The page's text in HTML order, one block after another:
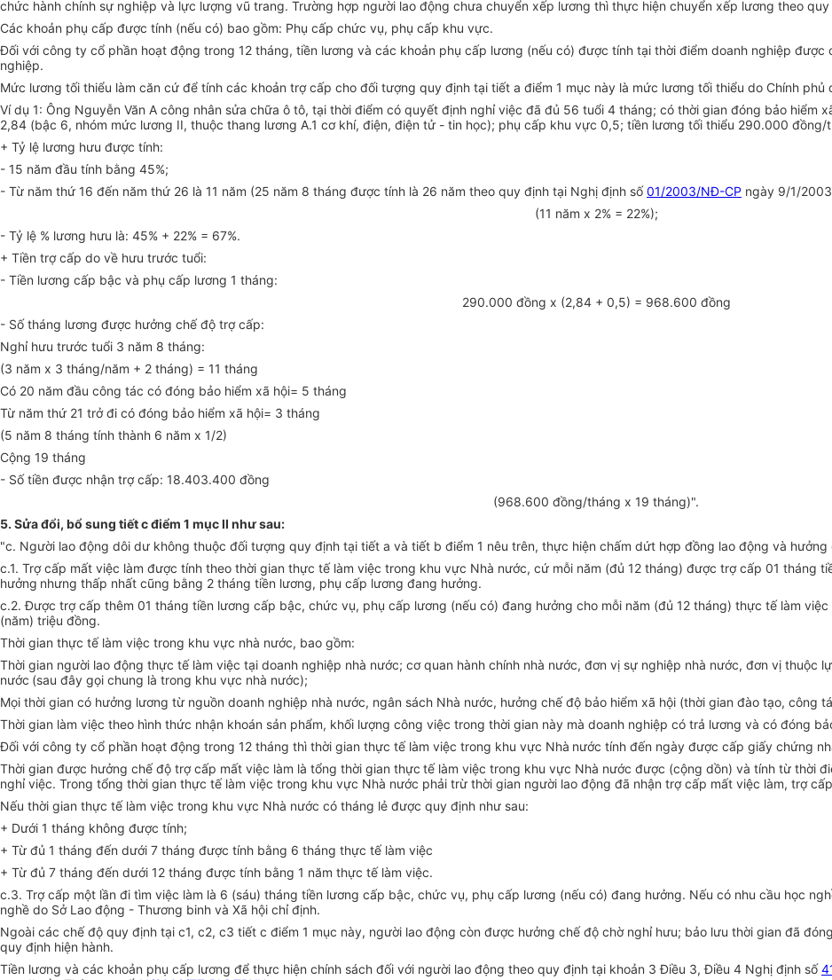
chức hành chính sự nghiệp và lực lượng vũ trang. Trường hợp người lao động chưa chuyển xếp lương thì thực hiện chuyển xếp lương theo
Các khoản phụ cấp được tính (nếu có) bao gồm: Phụ cấp chức vụ, phụ cấp khu vực.
Đối với công ty cổ phần hoạt động trong 12 tháng, tiền lương và các khoản phụ cấp lương (nếu có) được tính tại thời điểm doanh nghiệp
nghiệp.
Mức lương tối thiểu làm căn cứ để tính các khoản trợ cấp cho đối tượng quy định tại tiết a điểm 1 mục này là mức lương tối thiểu do Chính
Ví dụ 1: Ông Nguyễn Văn A công nhân sửa chữa ô tô, tại thời điểm có quyết định nghỉ việc đã đủ 56 tuổi 4 tháng; có thời gian đóng bảo hiểm
2,84 (bậc 6, nhóm mức lương II, thuộc thang lương A.1 cơ khí, điện, điện tử - tin học); phụ cấp khu vực 0,5; tiền lương tối thiểu 290.000
+ Tỷ lệ lương hưu được tính:
- 15 năm đầu tính bằng 45%;
- Từ năm thứ 16 đến năm thứ 26 là 11 năm (25 năm 8 tháng được tính là 26 năm theo quy định tại Nghị định số01/2003/NĐ-CP ngày 9/1/
(11 năm x 2% = 22%);
- Tỷ lệ % lương hưu là: 45% + 22% = 67%.
+ Tiền trợ cấp do về hưu trước tuổi:
- Tiền lương cấp bậc và phụ cấp lương 1 tháng:
290.000 đồng x (2,84 + 0,5) = 968.600 đồng
- Số tháng lương được hưởng chế độ trợ cấp:
Nghỉ hưu trước tuổi 3 năm 8 tháng:
(3 năm x 3 tháng/năm + 2 tháng) = 11 tháng
Có 20 năm đầu công tác có đóng bảo hiểm xã hội= 5 tháng
Từ năm thứ 21 trở đi có đóng bảo hiểm xã hội= 3 tháng
(5 năm 8 tháng tính thành 6 năm x 1/2)
Cộng 19 tháng
- Số tiền được nhận trợ cấp: 18.403.400 đồng
(968.600 đồng/tháng x 19 tháng)".
5. Sửa đổi, bổ sung tiết c điểm 1 mục II như sau:
"c. Người lao động dôi dư không thuộc đối tượng quy định tại tiết a và tiết b điểm 1 nêu trên, thực hiện chấm dứt hợp đồng lao động và hưởng
c.1. Trợ cấp mất việc làm được tính theo thời gian thực tế làm việc trong khu vực Nhà nước, cứ mỗi năm (đủ 12 tháng) được trợ cấp 01 tháng
hưởng nhưng thấp nhất cũng bằng 2 tháng tiền lương, phụ cấp lương đang hưởng.
c.2. Được trợ cấp thêm 01 tháng tiền lương cấp bậc, chức vụ, phụ cấp lương (nếu có) đang hưởng cho mỗi năm (đủ 12 tháng) thực tế làm
(năm) triệu đồng.
Thời gian thực tế làm việc trong khu vực nhà nước, bao gồm:
Thời gian người lao động thực tế làm việc tại doanh nghiệp nhà nước; cơ quan hành chính nhà nước, đơn vị sự nghiệp nhà nước, đơn vị thuộc
nước (sau đây gọi chung là trong khu vực nhà nước);
Mọi thời gian có hưởng lương từ nguồn doanh nghiệp nhà nước, ngân sách Nhà nước, hưởng chế độ bảo hiểm xã hội (thời gian đào tạo, công
Thời gian làm việc theo hình thức nhận khoán sản phẩm, khối lượng công việc trong thời gian này mà doanh nghiệp có trả lương và có đóng
Đối với công ty cổ phần hoạt động trong 12 tháng thì thời gian thực tế làm việc trong khu vực Nhà nước tính đến ngày được cấp giấy chứng
Thời gian được hưởng chế độ trợ cấp mất việc làm là tổng thời gian thực tế làm việc trong khu vực Nhà nước được (cộng dồn) và tính từ thời
nghỉ việc. Trong tổng thời gian thực tế làm việc trong khu vực Nhà nước phải trừ thời gian người lao động đã nhận trợ cấp mất việc làm, trợ
Nếu thời gian thực tế làm việc trong khu vực Nhà nước có tháng lẻ được quy định như sau:
+ Dưới 1 tháng không được tính;
+ Từ đủ 1 tháng đến dưới 7 tháng được tính bằng 6 tháng thực tế làm việc
+ Từ đủ 7 tháng đến dưới 12 tháng được tính bằng 1 năm thực tế làm việc.
c.3. Trợ cấp một lần đi tìm việc làm là 6 (sáu) tháng tiền lương cấp bậc, chức vụ, phụ cấp lương (nếu có) đang hưởng. Nếu có nhu cầu học
nghề do Sở Lao động - Thương binh và Xã hội chỉ định.
Ngoài các chế độ quy định tại c1, c2, c3 tiết c điểm 1 mục này, người lao động còn được hưởng chế độ chờ nghỉ hưu; bảo lưu thời gian đã
quy định hiện hành.
Tiền lương và các khoản phụ cấp lương để thực hiện chính sách đối với người lao động theo quy định tại khoản 3 Điều 3, Điều 4 Nghị định số